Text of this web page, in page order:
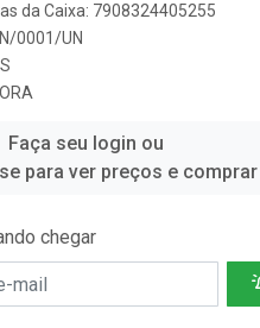
da Caixa: 7908324405255
0001/UN
Faça seu login ou
para ver preços e comprar
chegar